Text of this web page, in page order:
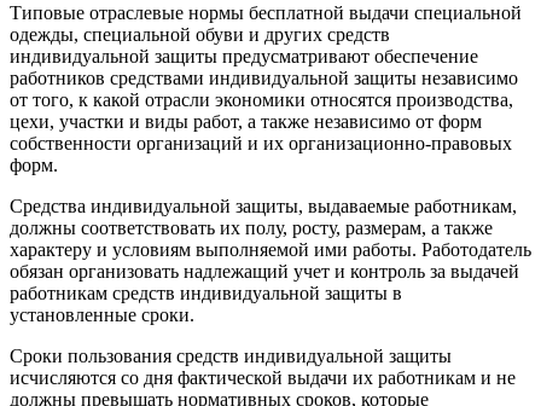
Типовые отраслевые нормы бесплатной выдачи специальной
одежды, специальной обуви и других средств
индивидуальной защиты предусматривают обеспечение
работников средствами индивидуальной защиты независимо
от того, к какой отрасли экономики относятся производства,
цехи, участки и виды работ, а также независимо от форм
собственности организаций и их организационно-правовых
форм.
Средства индивидуальной защиты, выдаваемые работникам,
должны соответствовать их полу, росту, размерам, а также
характеру и условиям выполняемой ими работы. Работодатель
обязан организовать надлежащий учет и контроль за выдачей
работникам средств индивидуальной защиты в
установленные сроки.
Сроки пользования средств индивидуальной защиты
исчисляются со дня фактической выдачи их работникам и не
должны превышать нормативных сроков, которые